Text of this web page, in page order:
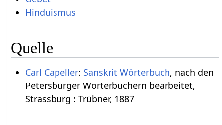
Hinduismus
Quelle
Carl Capeller: Sanskrit Wörterbuch, nach den
Petersburger Wörterbüchern bearbeitet,
Strassburg : Trübner, 1887